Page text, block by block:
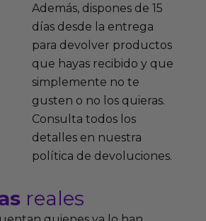
Además, dispones de 15
días desde la entrega
para devolver productos
que hayas recibido y que
simplemente no te
gusten o no los quieras.
Consulta todos los
detalles en nuestra
política de devoluciones.
reales